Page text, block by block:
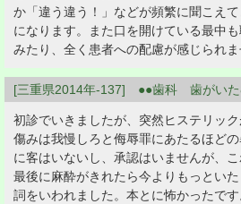
か「違う違う！」などが頻繁に聞こえ
になります。また口を開けている最中
みたり、全く患者への配慮が感じられま
[三重県2014年-137] ●●歯科 歯がいた
初診でいきましたが、突然ヒステリッ
傷みは我慢しろと侮辱罪にあたるほど
に客はいないし、承認はいませんが、こ
最後に麻酔がきれたら今よりもっとい
詞をいわれました。本とに怖かったです